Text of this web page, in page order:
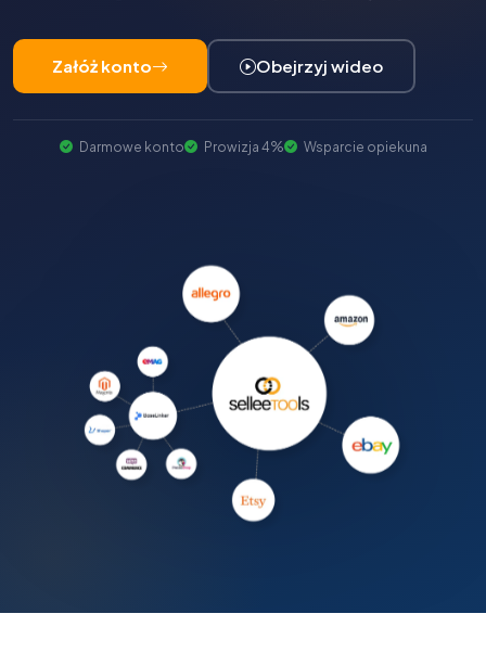
Załóż konto Obejrzyj wideo
Darmowe konto Prowizja 4% Wsparcie opiekuna